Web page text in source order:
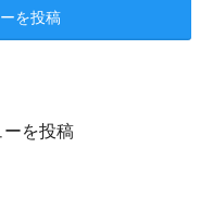
を投稿
ーを投稿